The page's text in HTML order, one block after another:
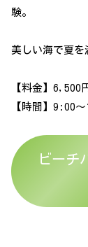
験。
美しい海で夏を
【料金】6,500
【時間】9:00
ビーチ